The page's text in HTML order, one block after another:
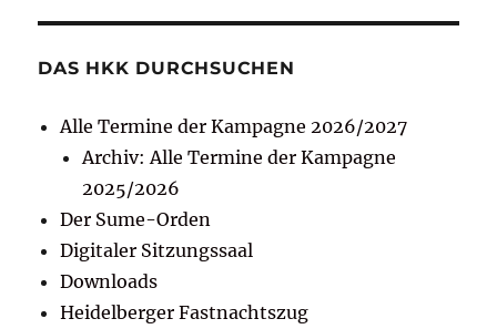
DAS HKK DURCHSUCHEN
Alle Termine der Kampagne 2026/2027
Archiv: Alle Termine der Kampagne
2025/2026
Der Sume-Orden
Digitaler Sitzungssaal
Downloads
Heidelberger Fastnachtszug